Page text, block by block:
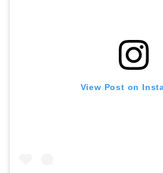
View Post on